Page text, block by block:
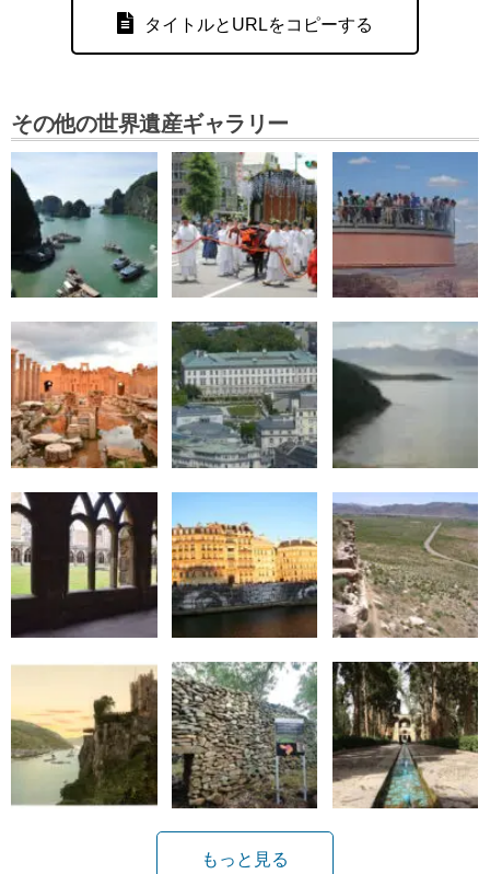
タイトルとURLをコピーする
その他の世界遺産ギャラリー
もっと見る